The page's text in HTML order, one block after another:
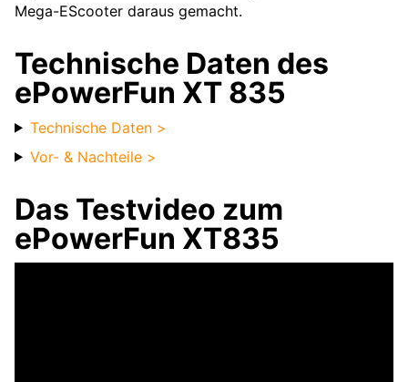
Mega-EScooter daraus gemacht.
Technische Daten des
ePowerFun XT 835
Technische Daten >
Vor- & Nachteile >
Das Testvideo zum
ePowerFun XT835